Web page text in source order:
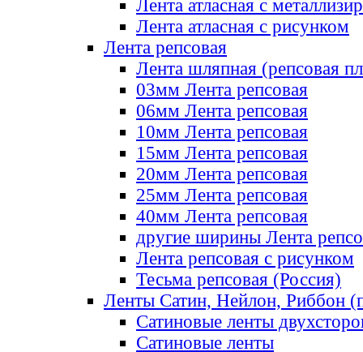
Лента атласная с
Лента атласная с рисунком
Лента репсовая
Лента шляпная (репсовая
03мм Лента репсовая
06мм Лента репсовая
10мм Лента репсовая
15мм Лента репсовая
20мм Лента репсовая
25мм Лента репсовая
40мм Лента репсовая
другие ширины Лента
Лента репсовая с рисунком
Тесьма репсовая (Россия)
Ленты Сатин, Нейлон, Риббон
Сатиновые ленты
Сатиновые ленты